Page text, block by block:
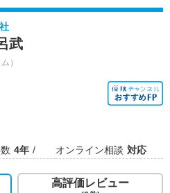
武
）
4年 オンライン相談 対応
高評価レビュー